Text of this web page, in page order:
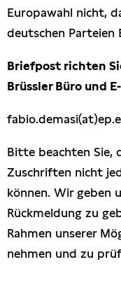
Europawahl nicht,
deutschen Parteien
Briefpost richten
Brüssler Büro und
Bitte beachten Sie,
Zuschriften nicht
können. Wir geben
Rückmeldung zu
Rahmen unserer
nehmen und zu